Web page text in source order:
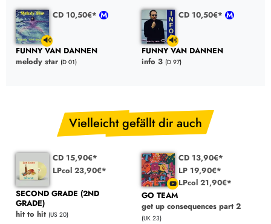
CD 10,50€*
FUNNY VAN DANNEN
melody star (D 01)
CD 10,50€*
FUNNY VAN DANNEN
info 3 (D 97)
Vielleicht gefällt dir auch
CD 15,90€*
LPcol 23,90€*
SECOND GRADE (2ND
GRADE)
hit to hit (US 20)
CD 13,90€*
LP 19,90€*
LPcol 21,90€*
GO TEAM
get up consequences part 2
(UK 23)